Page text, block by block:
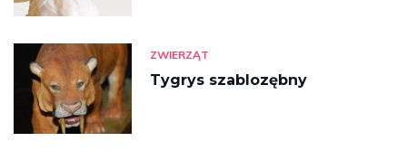
ZWIERZĄT
Tygrys szablozębny